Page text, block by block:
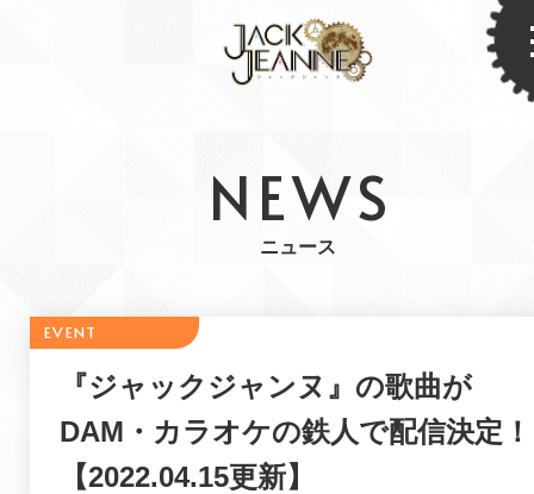
NEWS
ニュース
『ジャックジャンヌ』の歌曲が
DAM・カラオケの鉄人で配信決定！
【2022.04.15更新】